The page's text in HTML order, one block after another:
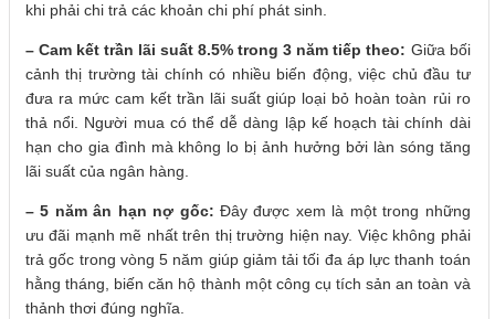
khi phải chi trả các khoản chi phí phát sinh.
– Cam kết trần lãi suất 8.5% trong 3 năm tiếp theo: Giữa bối
cảnh thị trường tài chính có nhiều biến động, việc chủ đầu tư
đưa ra mức cam kết trần lãi suất giúp loại bỏ hoàn toàn rủi ro
thả nổi. Người mua có thể dễ dàng lập kế hoạch tài chính dài
hạn cho gia đình mà không lo bị ảnh hưởng bởi làn sóng tăng
lãi suất của ngân hàng.
– 5 năm ân hạn nợ gốc: Đây được xem là một trong những
ưu đãi mạnh mẽ nhất trên thị trường hiện nay. Việc không phải
trả gốc trong vòng 5 năm giúp giảm tải tối đa áp lực thanh toán
hằng tháng, biến căn hộ thành một công cụ tích sản an toàn và
thảnh thơi đúng nghĩa.